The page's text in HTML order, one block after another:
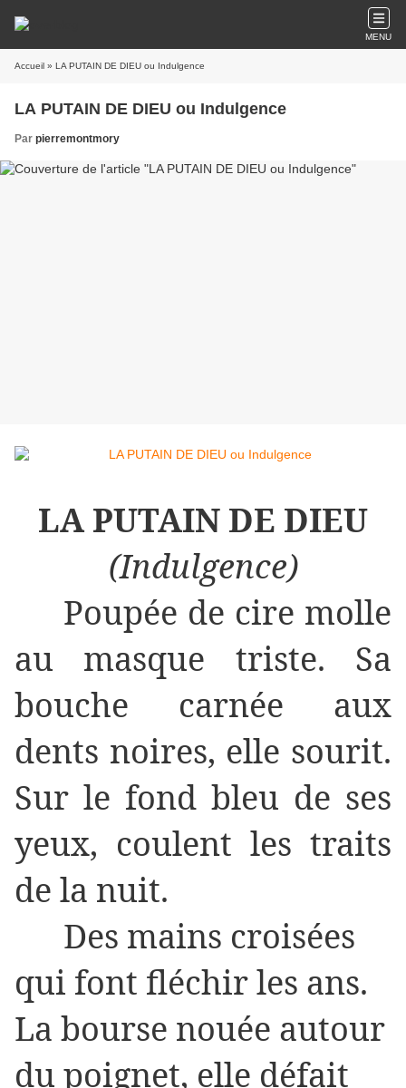
MENU
Accueil » LA PUTAIN DE DIEU ou Indulgence
LA PUTAIN DE DIEU ou Indulgence
Par pierremontmory
LA PUTAIN DE DIEU
(Indulgence)
Poupée de cire molle
au masque triste. Sa
bouche carnée aux
dents noires, elle sourit.
Sur le fond bleu de ses
yeux, coulent les traits
de la nuit.
Des mains croisées
qui font fléchir les ans.
La bourse nouée autour
du poignet, elle défait